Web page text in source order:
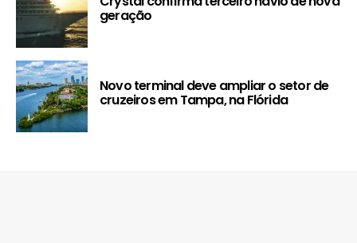
geração
Novo terminal deve ampliar o setor de
cruzeiros em Tampa, na Flórida